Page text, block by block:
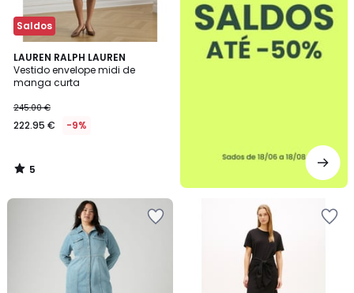
Saldos
LAUREN RALPH LAUREN
Vestido envelope midi de
manga curta
245.00 €
222.95 € -9%
5
/
5
5
/